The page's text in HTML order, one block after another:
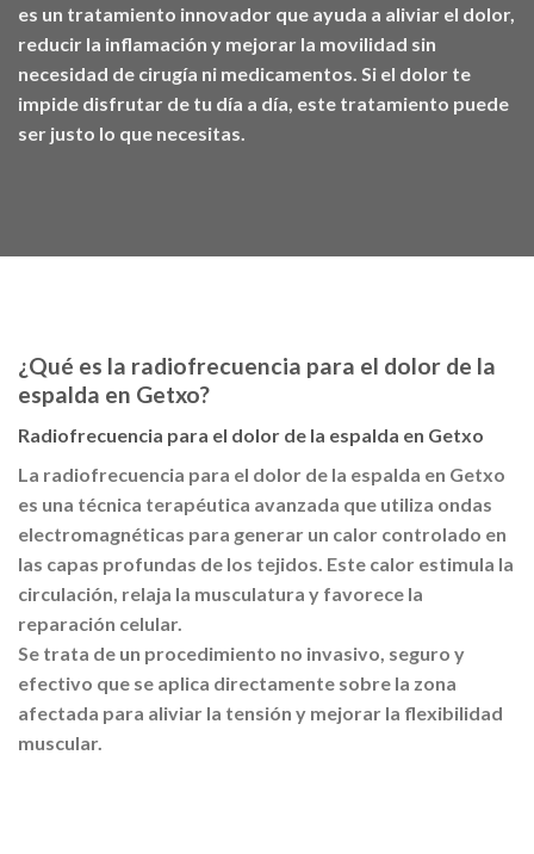
es un tratamiento innovador que ayuda a aliviar el dolor,
reducir la inflamación y mejorar la movilidad sin
necesidad de cirugía ni medicamentos. Si el dolor te
impide disfrutar de tu día a día, este tratamiento puede
ser justo lo que necesitas.
¿Qué es la radiofrecuencia para el dolor de la
espalda en Getxo?
Radiofrecuencia para el dolor de la espalda en Getxo
La radiofrecuencia para el dolor de la espalda en Getxo
es una técnica terapéutica avanzada que utiliza ondas
electromagnéticas para generar un calor controlado en
las capas profundas de los tejidos. Este calor estimula la
circulación, relaja la musculatura y favorece la
reparación celular.
Se trata de un procedimiento no invasivo, seguro y
efectivo que se aplica directamente sobre la zona
afectada para aliviar la tensión y mejorar la flexibilidad
muscular.